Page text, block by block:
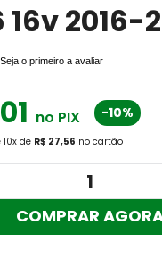
16v 2016-
Seja o primeiro a avaliar
01 no PIX -10%
10x de R$ 27,56 no cartão
COMPRAR